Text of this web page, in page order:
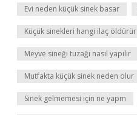
Evi neden küçük sinek basar
Küçük sinekleri hangi ilaç öldürür
Meyve sineği tuzağı nasıl yapılır
Mutfakta küçük sinek neden olur
Sinek gelmemesi için ne yapm